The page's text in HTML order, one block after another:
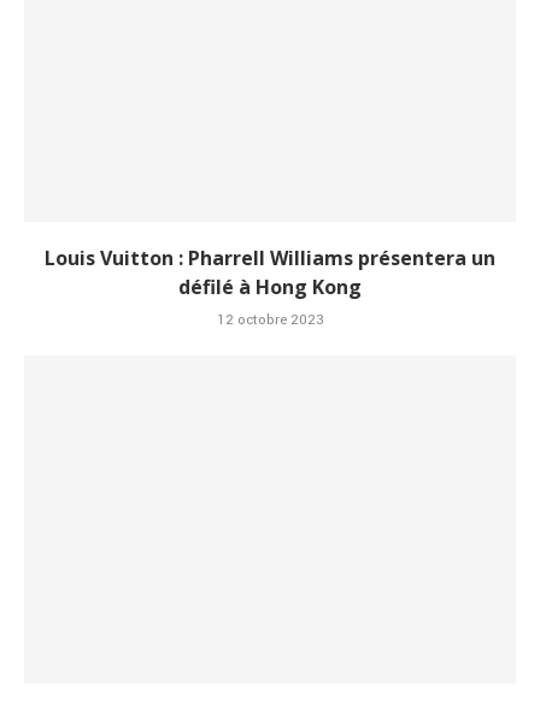
Louis Vuitton : Pharrell Williams présentera un
défilé à Hong Kong
12 octobre 2023